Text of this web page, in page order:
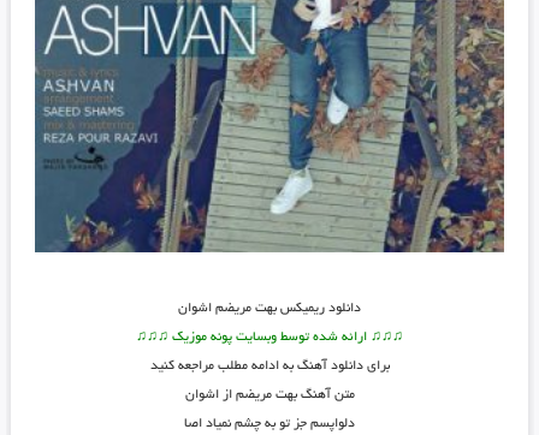
دانلود ریمیکس بهت مریضم اشوان
♫♫♫ ارائه شده توسط وبسایت پونه موزیک ♫♫♫
برای دانلود آهنگ به ادامه مطلب مراجعه کنید
متن آهنگبهت مریضم از اشوان
دلواپسم جز تو به چشم نمیاد اصا